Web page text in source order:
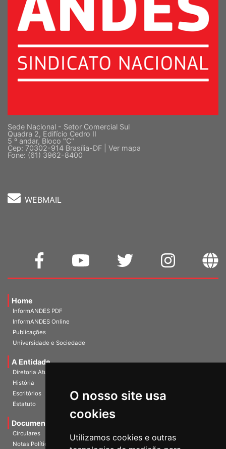
O nosso site usa
cookies
Utilizamos cookies e outras
Sede Nacional - Setor Comercial Sul
Quadra 2, Edifício Cedro II
5 º andar, Bloco "C"
Cep: 70302-914 Brasília-DF | Ver mapa
Fone: (61) 3962-8400
WEBMAIL
Home
InformANDES PDF
InformANDES Online
Publicações
Universidade e Sociedade
A Entidade
Diretoria Atual
História
Escritórios
Estatuto
Documentos
Circulares
Notas Políticas